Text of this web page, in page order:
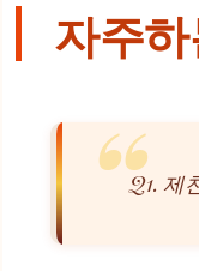
자주
Q1. 제